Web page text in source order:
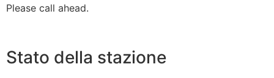
Please call ahead.
Stato della stazione